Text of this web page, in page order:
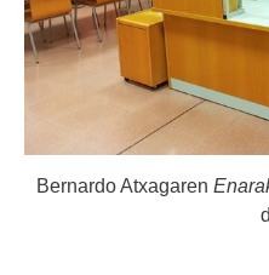
Bernardo Atxagaren